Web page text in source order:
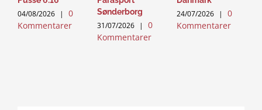
04/08/2026 |
0
Kommentarer
Sønderborg
31/07/2026 |
0
Kommentarer
24/07/2026 |
0
Kommentarer